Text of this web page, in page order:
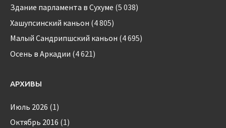
Здание парламента в Сухуме (5 038)
Хашупсинский каньон (4 805)
Малый Сандрипшский каньон (4 695)
Осень в Аркадии (4 621)
АРХИВЫ
Июль 2026 (1)
Октябрь 2016 (1)